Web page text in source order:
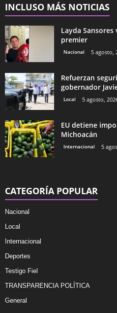
INCLUSO MÁS NOTICIAS
Layda
premier
Nacional 5 agosto,
Refuerzan
gobernador
Local 5 agosto,
EU detiene
Michoacán
Internacional 5
CATEGORÍA POPULAR
Nacional
Local
Internacional
Deportes
Testigo Fiel
TRANSPARENCIA POLÍTICA
General